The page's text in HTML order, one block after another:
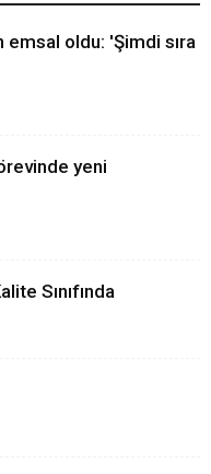
emsal oldu: 'Şimdi sıra
yeni
Sınıfında